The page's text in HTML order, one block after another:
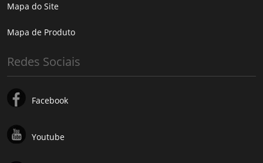
Mapa do Site
Mapa de Produto
Redes Sociais
Facebook
Youtube